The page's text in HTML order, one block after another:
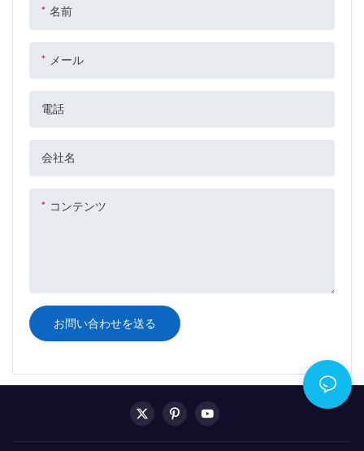
名前
メール
電話
会社名
コンテンツ
お問い合わせを送る